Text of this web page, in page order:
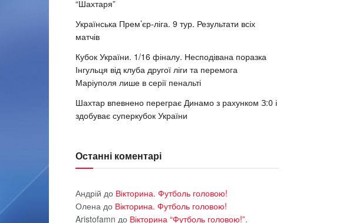
“Шахтаря”
Українська Прем’єр-ліга. 9 тур. Результати всіх
матчів
Кубок України. 1/16 фіналу. Несподівана поразка
Інгульця від клуба другої ліги та перемога
Маріуполя лише в серії пенальті
Шахтар впевнено переграє Динамо з рахунком З:0 і
здобуває суперкубок України
Останні коментарі
Андрій до Вікторина. Футболь головою!
Олена до Вікторина. Футболь головою!
Aristofamn до Вікторина “Футболь головою!”.